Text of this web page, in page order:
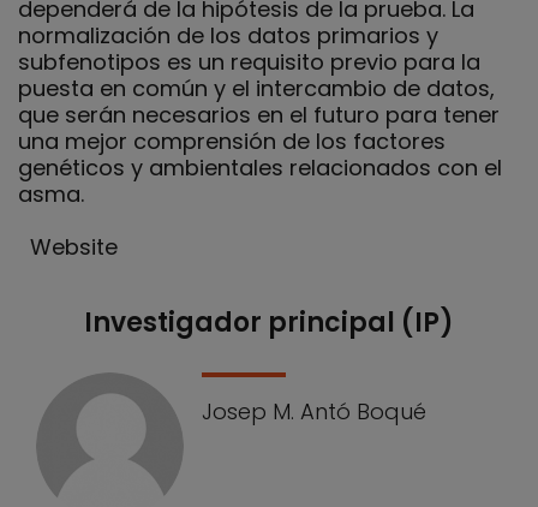
dependerá de la hipótesis de la prueba. La
normalización de los datos primarios y
subfenotipos es un requisito previo para la
puesta en común y el intercambio de datos,
que serán necesarios en el futuro para tener
una mejor comprensión de los factores
genéticos y ambientales relacionados con el
asma.
Website
Nuestro equipo
Investigador principal (IP)
Josep M. Antó Boqué